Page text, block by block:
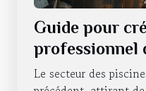
Guide pour
professionnel
des piscines
Le secteur des